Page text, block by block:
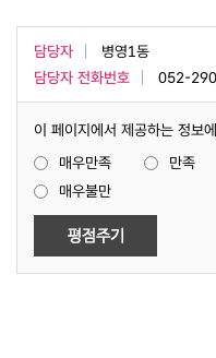
담당자
병영1동
담당자 전화번호
052-
이 페이지에서 제공하는 정보
매우만족
만족
매우불만